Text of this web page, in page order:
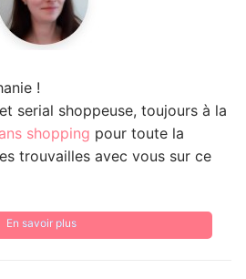
!
serial shoppeuse, toujours à la
shopping pour toute la
trouvailles avec vous sur ce
En savoir plus